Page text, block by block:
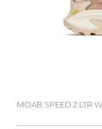
MOAB SPEED 2 LTR